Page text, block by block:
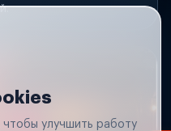
улучшить работу